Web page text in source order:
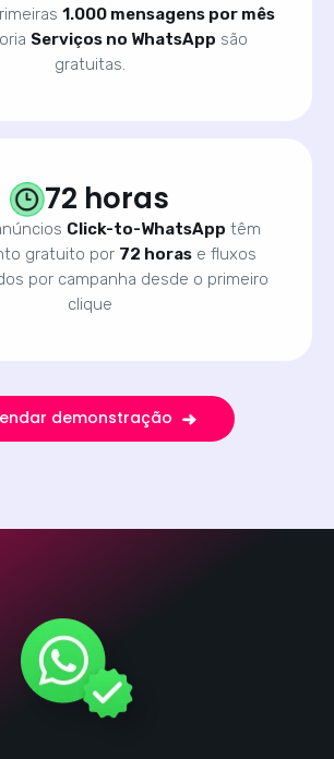
1.000 mensagens por mês
Serviços no WhatsApp são
gratuitas.
72 horas
Click-to-WhatsApp têm
gratuito por 72 horas e fluxos
por campanha desde o primeiro
clique
demonstração